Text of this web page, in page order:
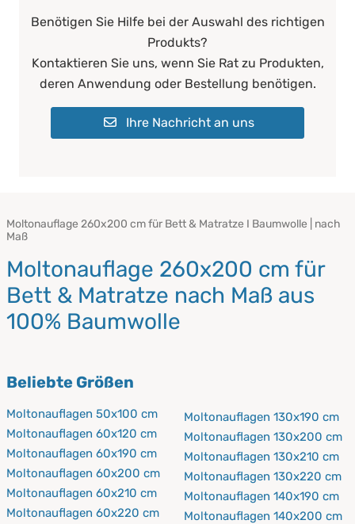
Benötigen Sie Hilfe bei der Auswahl des richtigen
Produkts?
Kontaktieren Sie uns, wenn Sie Rat zu Produkten,
deren Anwendung oder Bestellung benötigen.
Ihre Nachricht an uns
Moltonauflage 260x200 cm für Bett & Matratze I Baumwolle | nach
Maß
Moltonauflage 260x200 cm für
Bett & Matratze nach Maß aus
100% Baumwolle
Beliebte Größen
Moltonauflagen 50x100 cm
Moltonauflagen 60x120 cm
Moltonauflagen 60x190 cm
Moltonauflagen 60x200 cm
Moltonauflagen 60x210 cm
Moltonauflagen 60x220 cm
Moltonauflagen 130x190 cm
Moltonauflagen 130x200 cm
Moltonauflagen 130x210 cm
Moltonauflagen 130x220 cm
Moltonauflagen 140x190 cm
Moltonauflagen 140x200 cm